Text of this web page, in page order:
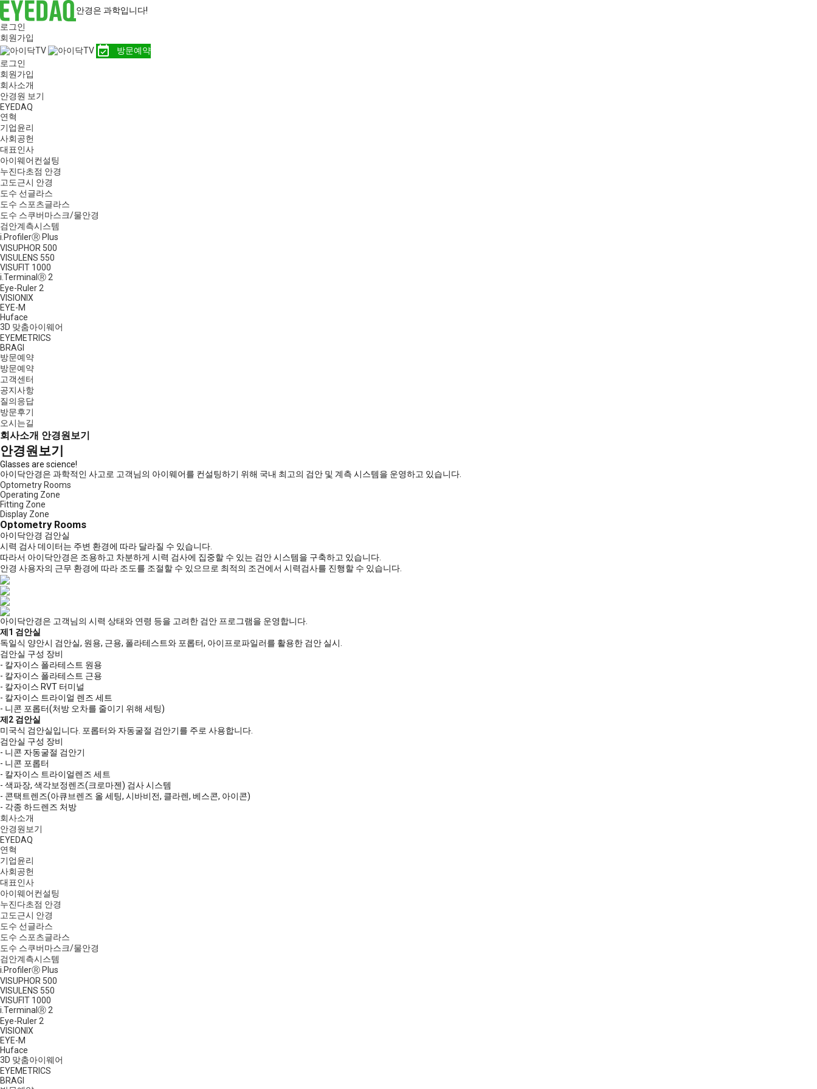
안경은 과학입니다!
로그인
회원가입
event_available
방문예약
로그인
회원가입
회사소개
안경원 보기
EYEDAQ
연혁
기업윤리
사회공헌
대표인사
아이웨어컨설팅
누진다초점 안경
고도근시 안경
도수 선글라스
도수 스포츠글라스
도수 스쿠버마스크/물안경
검안계측시스템
i.ProfilerⓇ Plus
VISUPHOR 500
VISULENS 550
VISUFIT 1000
i.TerminalⓇ 2
Eye-Ruler 2
VISIONIX
EYE-M
Huface
3D 맞춤아이웨어
EYEMETRICS
BRAGI
방문예약
방문예약
고객센터
공지사항
질의응답
방문후기
오시는길
회사소개 안경원보기
안경원보기
Glasses are science!
아이닥안경은 과학적인 사고로 고객님의 아이웨어를 컨설팅하기 위해 국내 최고의 검안 및 계측 시스템을 운영하고 있습니다.
Optometry Rooms
Operating Zone
Fitting Zone
Display Zone
Optometry Rooms
아이닥안경 검안실
시력 검사 데이터는 주변 환경에 따라 달라질 수 있습니다.
따라서 아이닥안경은 조용하고 차분하게 시력 검사에 집중할 수 있는 검안 시스템을 구축하고 있습니다.
안경 사용자의 근무 환경에 따라 조도를 조절할 수 있으므로 최적의 조건에서 시력검사를 진행할 수 있습니다.
아이닥안경은 고객님의 시력 상태와 연령 등을 고려한 검안 프로그램을 운영합니다.
제1 검안실
독일식 양안시 검안실, 원용, 근용, 폴라테스트와 포롭터, 아이프로파일러를 활용한 검안 실시.
검안실 구성 장비
- 칼자이스 폴라테스트 원용
- 칼자이스 폴라테스트 근용
- 칼자이스 RVT 터미널
- 칼자이스 트라이얼 렌즈 세트
- 니콘 포롭터(처방 오차를 줄이기 위해 세팅)
제2 검안실
미국식 검안실입니다. 포롭터와 자동굴절 검안기를 주로 사용합니다.
검안실 구성 장비
- 니콘 자동굴절 검안기
- 니콘 포롭터
- 칼자이스 트라이얼렌즈 세트
- 색파장, 색각보정렌즈(크로마젠) 검사 시스템
- 콘택트렌즈(아큐브렌즈 올 세팅, 시바비전, 클라렌, 베스콘, 아이콘)
- 각종 하드렌즈 처방
회사소개
안경원보기
EYEDAQ
연혁
기업윤리
사회공헌
대표인사
아이웨어컨설팅
누진다초점 안경
고도근시 안경
도수 선글라스
도수 스포츠글라스
도수 스쿠버마스크/물안경
검안계측시스템
i.ProfilerⓇ Plus
VISUPHOR 500
VISULENS 550
VISUFIT 1000
i.TerminalⓇ 2
Eye-Ruler 2
VISIONIX
EYE-M
Huface
3D 맞춤아이웨어
EYEMETRICS
BRAGI